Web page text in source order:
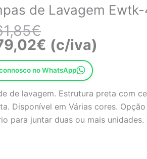
de Lavagem
€
1.961,85€.
1.079,02€.
€ (c/iva)
no WhatsApp
de lavagem. Estrutura preta com
Disponível em Várias cores.
para juntar duas ou mais unidades.